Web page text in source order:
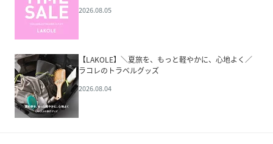
2026.08.05
【LAKOLE】＼夏旅を、もっと軽やかに、心地よく／
ラコレのトラベルグッズ
2026.08.04